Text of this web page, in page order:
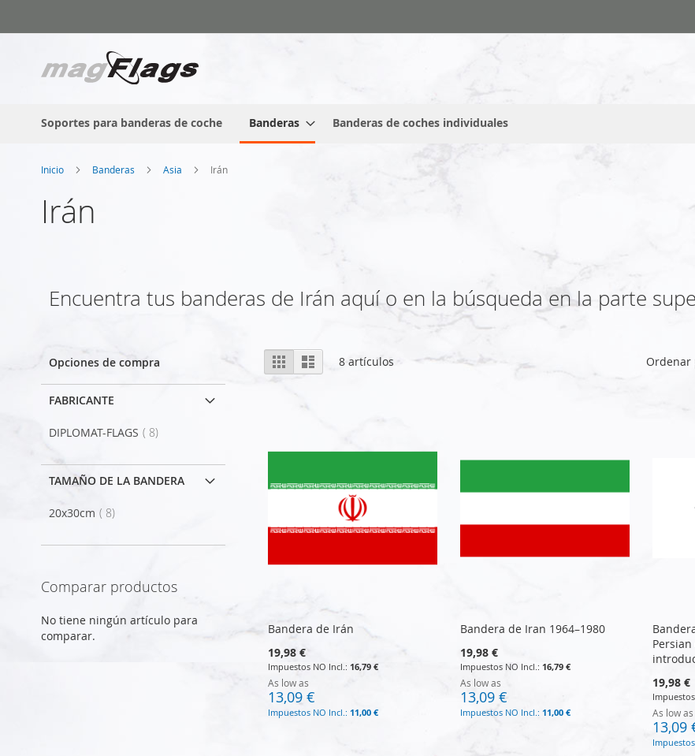
al
Soportes para banderas de coche Banderas Banderas de coches individuales
Inicio Banderas Asia Irán
Irán
Encuentra tus banderas de Irán aquí o en la búsqueda en la parte
Ver
como
ParrillaLista 8 artículos Ordenar
Bandera de Irán
19,98 €
16,79 €
As low as
13,09 €
11,00 €
Bandera de Iran 1964–1980
19,98 €
16,79 €
As low as
13,09 €
11,00 €
19,98 €
As low as
13,09
Opciones de compra
FABRICANTE
DIPLOMAT-FLAGS 8artículo
TAMAÑO DE LA BANDERA
20x30cm 8artículo
Comparar productos
No tiene ningún artículo para
comparar.